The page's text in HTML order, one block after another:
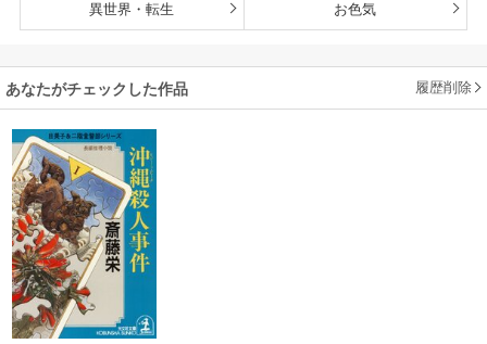
異世界・転生 お色気
あなたがチェックした作品 履歴削除